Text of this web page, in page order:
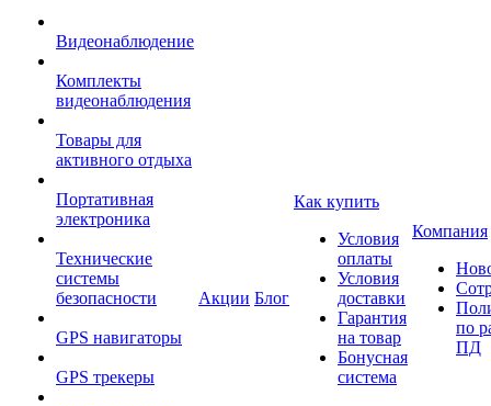
Видеонаблюдение
Комплекты
видеонаблюдения
Товары для
активного отдыха
Портативная
электроника
Технические
системы
безопасности
GPS навигаторы
GPS трекеры
Акции Блог
Как купить
Условия
оплаты
Условия
доставки
Гарантия
на товар
Бонусная
система
Компания
по
ПД